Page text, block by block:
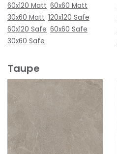
60x120 Matt 60x60 Matt
30x60 Matt 120x120 Safe
60x120 Safe 60x60 Safe
30x60 Safe
Taupe